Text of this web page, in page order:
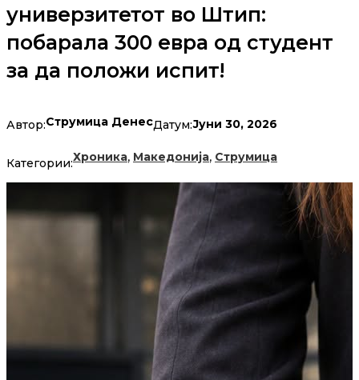
универзитетот во Штип:
побарала 300 евра од студент
за да положи испит!
Автор:Струмица ДенесДатум:Јуни 30, 2026
Категории:Хроника, Македонија, Струмица